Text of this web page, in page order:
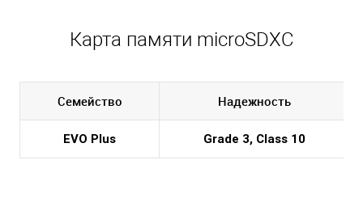
Карта памяти microSDXC
Семейство Надежность
EVO Plus Grade 3, Class 10